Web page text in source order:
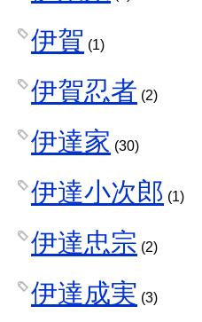
伊賀 (1)
伊賀忍者 (2)
伊達家 (30)
伊達小次郎 (1)
伊達忠宗 (2)
伊達成実 (3)